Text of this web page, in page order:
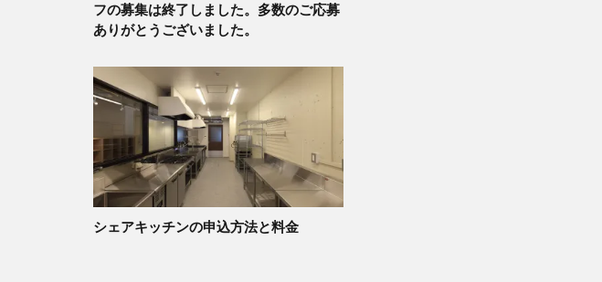
フの募集は終了しました。多数のご応募
ありがとうございました。
シェアキッチンの申込方法と料金